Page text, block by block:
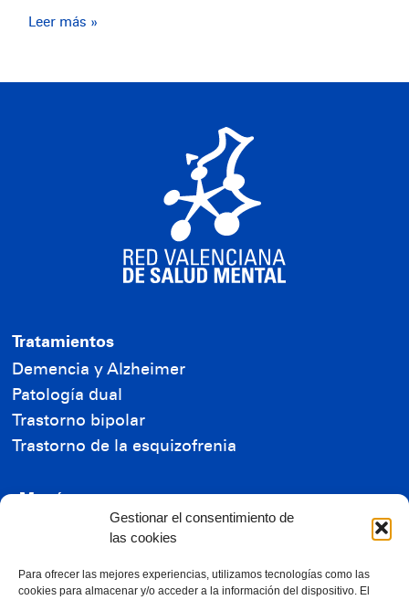
Gestionar el consentimiento de
las cookies
Para ofrecer las mejores experiencias, utilizamos tecnologías como las
cookies para almacenar y/o acceder a la información del dispositivo. El
Leer más »
Tratamientos
Demencia y Alzheimer
Patología dual
Trastorno bipolar
Trastorno de la esquizofrenia
Menú
Residencia de Mayores
Reconocimientos